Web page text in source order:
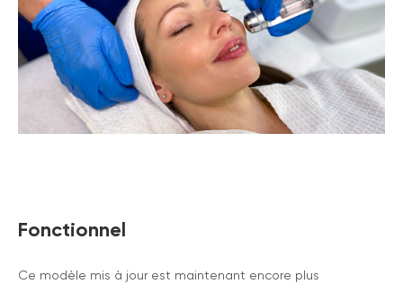
Fonctionnel
Ce modèle mis à jour est maintenant encore plus